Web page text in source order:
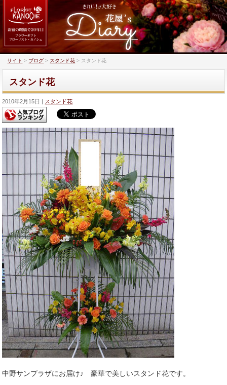
サイト > ブログ > スタンド花 > スタンド花
スタンド花
2010年2月15日 スタンド花
中野サンプラザにお届け♪ 豪華で美しいスタンド花です。